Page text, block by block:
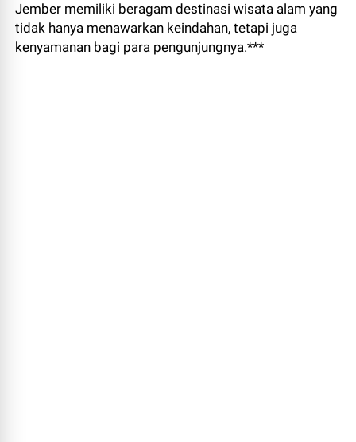
Jember memiliki beragam destinasi wisata alam yang
tidak hanya menawarkan keindahan, tetapi juga
kenyamanan bagi para pengunjungnya.***